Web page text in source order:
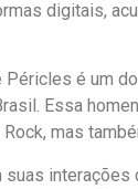
digitais,
é um
Essa
mas